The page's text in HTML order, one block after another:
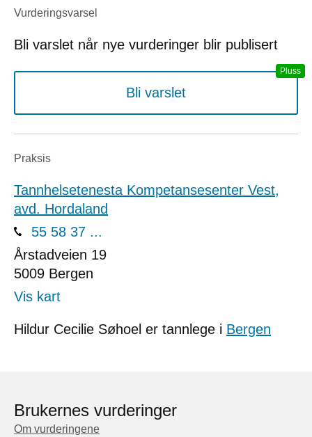
Vurderings­varsel
Bli varslet når nye vurderinger blir publisert
Bli varslet
Praksis
Tannhelsetenesta Kompetansesenter Vest,
avd. Hordaland
55 58 37 ...
Årstadveien 19
5009 Bergen
Vis kart
Hildur Cecilie Søhoel er tannlege i Bergen
Brukernes vurderinger
Om vurderingene